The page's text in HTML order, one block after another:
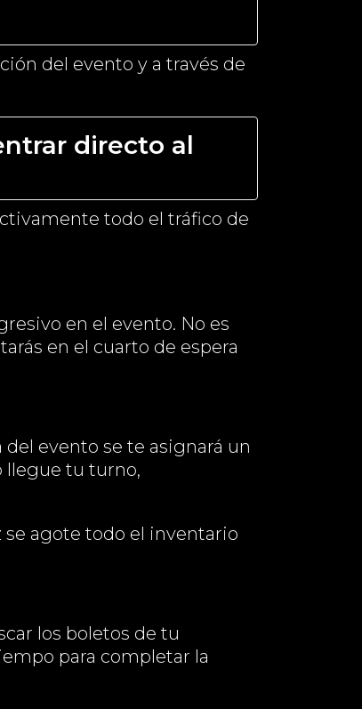
del evento y a través de
directo al
todo el tráfico de
en el evento. No es
en el cuarto de espera
evento se te asignará un
llegue tu turno,
se agote todo el inventario
los boletos de tu
para completar la